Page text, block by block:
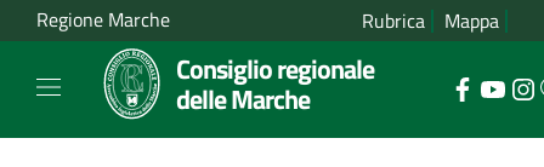
Regione Marche Rubrica Mappa
Consiglio regionale
delle Marche